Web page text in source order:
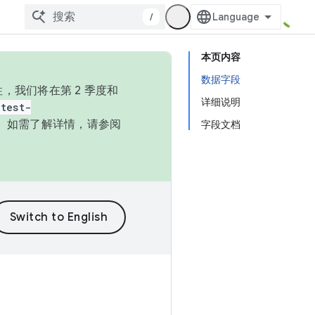
/
本页内容
数据字段
详细说明
字段文档
我们将在第 2 季度和
如需了解详情，请参阅